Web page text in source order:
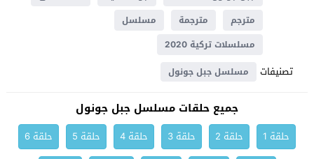
مترجم
مترجمة
مسلسل
مسلسلات تركية 2020
تصنيفات مسلسل جبل جونول
جميع حلقات مسلسل جبل جونول
حلقة 1 حلقة 2 حلقة 3 حلقة 4 حلقة 5
حلقة 6